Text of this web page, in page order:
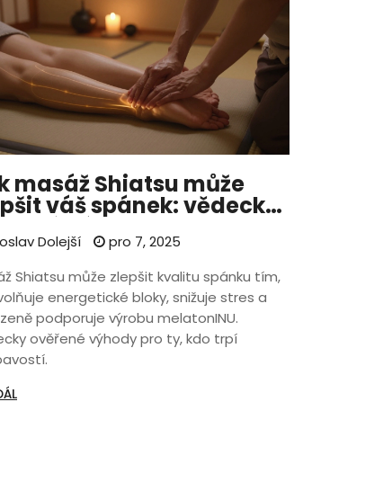
masáž Shiatsu může
váš spánek: vědecky
výhody a jak to
Dolejší
pro 7, 2025
Shiatsu může zlepšit kvalitu spánku tím,
energetické bloky, snižuje stres a
podporuje výrobu melatonINU.
ověřené výhody pro ty, kdo trpí